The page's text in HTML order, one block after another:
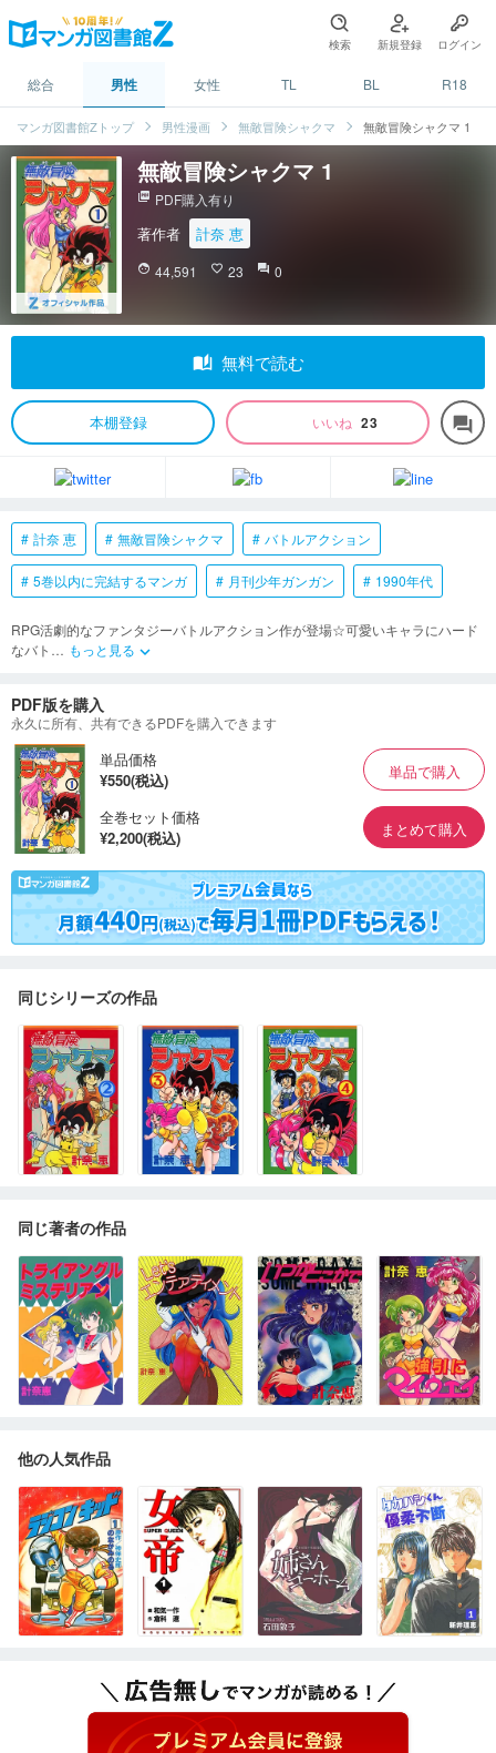
検索 新規登録 ログイン
総合 男性 女性 TL BL R18
マンガ図書館Zトップ 男性漫画 無敵冒険シャクマ 無敵冒険シャクマ 1
無敵冒険シャクマ 1
picture_as_pdf PDF購入有り
著作者 計奈 恵
face 44,591 favorite_border 23 question_answer 0
auto_stories 無料で読む
本棚登録 いいね 23 forum
計奈 恵 無敵冒険シャクマ バトルアクション
5巻以内に完結するマンガ 月刊少年ガンガン 1990年代
RPG活劇的なファンタジーバトルアクション作が登場☆可愛いキャラにハード
なバト … もっと見る keyboard_arrow_down
PDF版を購入
永久に所有、共有できるPDFを購入できます
単品価格
¥550(税込)
単品で購入
全巻セット価格
¥2,200(税込)
まとめて購入
同じシリーズの作品
同じ著者の作品
他の人気作品